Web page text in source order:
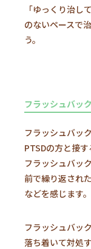
「ゆっくり治し
のないペースで
う。
フラッシュバッ
フラッシュバッ
PTSDの方と接す
フラッシュバッ
前で繰り返され
などを感じます。
フラッシュバッ
落ち着いて対処